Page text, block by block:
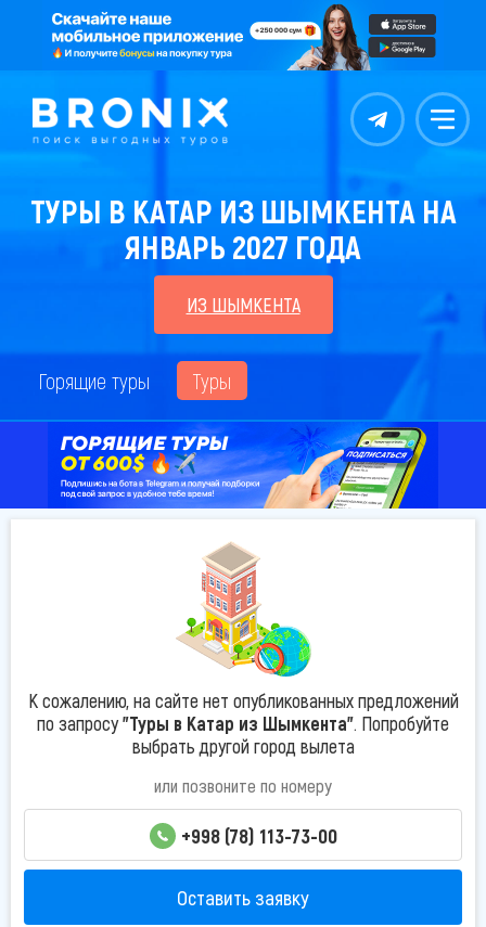
Контакты Меню
ТУРЫ В КАТАР ИЗ ШЫМКЕНТА НА
ЯНВАРЬ 2027 ГОДА
ИЗ ШЫМКЕНТА
Горящие туры Туры
К сожалению, на сайте нет опубликованных предложений
по запросу"Туры в Катар из Шымкента". Попробуйте
выбрать другой город вылета
или позвоните по номеру
+998 (78) 113-73-00
Оставить заявку